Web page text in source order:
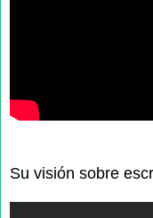
Su visión sobre